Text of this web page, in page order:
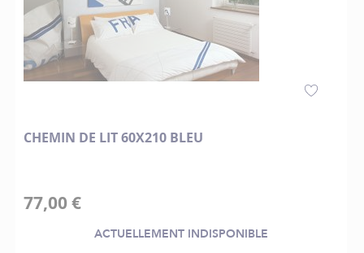
CHEMIN DE LIT 60X210 BLEU
77,00 €
ACTUELLEMENT INDISPONIBLE